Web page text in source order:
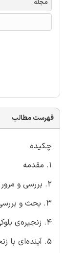
مجله
فهرست مطالب
چکیده
1. مقدمه
2. بررسی و مرور IoT موجود و روش‌های امنیتی مربوطه
3. بحث و بررسی
4. زنجیره‌ی بلوکی برای IoT
5. آینده‌ای با زنجیره‌ی بلوکی؟